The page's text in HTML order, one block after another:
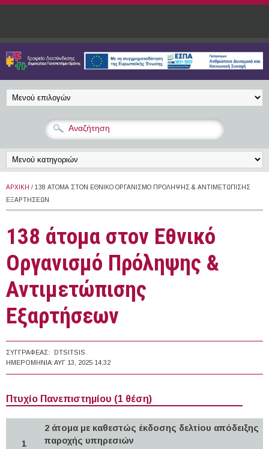
Παράκαμψη προς το κυρίως περιεχόμενο
ΑΡΧΙΚΉ / 138 ΆΤΟΜΑ ΣΤΟΝ ΕΘΝΙΚΌ ΟΡΓΑΝΙΣΜΌ ΠΡΌΛΗΨΗΣ & ΑΝΤΙΜΕΤΏΠΙΣΗΣ
ΕΞΑΡΤΉΣΕΩΝ
138 άτομα στον Εθνικό
Οργανισμό Πρόληψης &
Αντιμετώπισης
Εξαρτήσεων
ΣΥΓΓΡΑΦΈΑΣ:
DTSITSIS
ΗΜΕΡΟΜΗΝΊΑ:ΑΥΓ 13, 2025 14:32
Πτυχίο Πανεπιστημίου (1 θέση)
1
2 άτομα με καθεστώς έκδοσης δελτίου απόδειξης
παροχής υπηρεσιών